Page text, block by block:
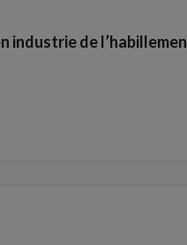
industrie de l’habillemen